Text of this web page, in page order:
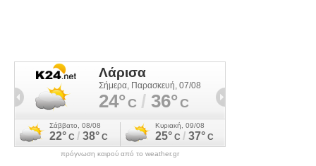
πρόγνωση καιρού από το weather.gr